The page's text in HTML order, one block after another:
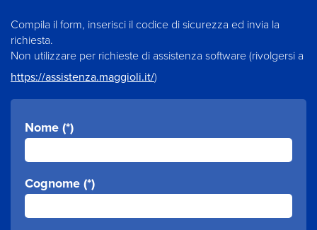
Compila il form, inserisci il codice di sicurezza ed invia la
richiesta.
Non utilizzare per richieste di assistenza software (rivolgersi a
https://assistenza.maggioli.it/)
Nome (*)
Cognome (*)